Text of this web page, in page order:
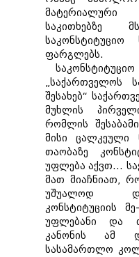
საკითხებზე
საკონსტიტუციო
ფარგლებს.
„საქართველოს
შესახებ“
მუხლის
რომლის
მისი ცალკეული
თაობაზე
უფლება აქვთ...
მათ მიაჩნიათ,
უშუალოდ
კონსტიტუციის
უფლებანი და
კანონის ამ
სასამართლო